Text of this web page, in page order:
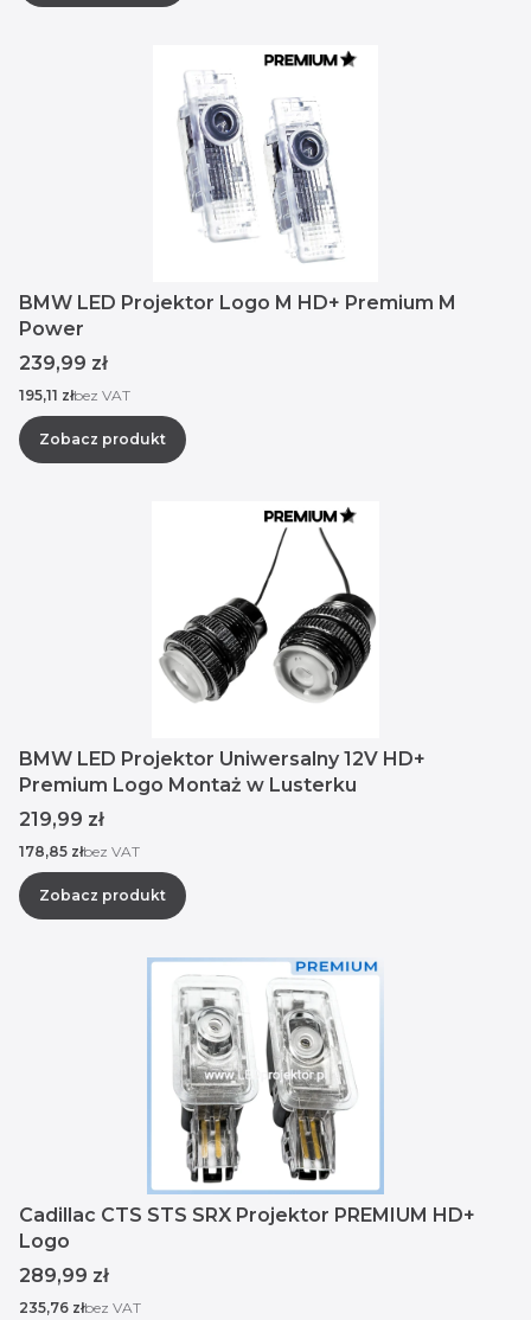
BMW LED Projektor Logo M HD+ Premium M
Power
Cena
239,99 zł
Cena
195,11 złbez VAT
Zobacz produkt
BMW LED Projektor Uniwersalny 12V HD+
Premium Logo Montaż w Lusterku
Cena
219,99 zł
Cena
178,85 złbez VAT
Zobacz produkt
Cadillac CTS STS SRX Projektor PREMIUM HD+
Logo
Cena
289,99 zł
Cena
235,76 złbez VAT